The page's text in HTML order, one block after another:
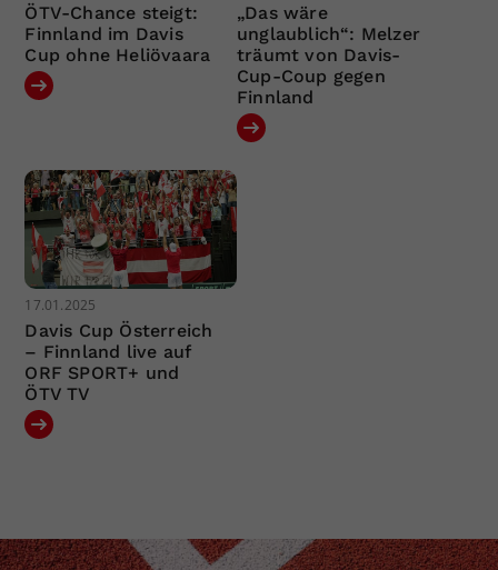
ÖTV-Chance steigt:
Finnland im Davis
Cup ohne Heliövaara
„Das wäre
unglaublich“: Melzer
träumt von Davis-
Cup-Coup gegen
Finnland
17.01.2025
Davis Cup Österreich
– Finnland live auf
ORF SPORT+ und
ÖTV TV